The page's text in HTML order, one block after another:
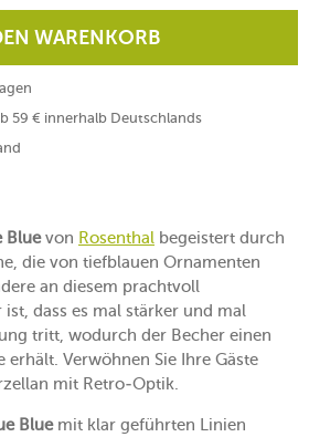
WARENKORB
59 € innerhalb Deutschlands
Bluevon Rosenthal begeistert durch
die von tiefblauen Ornamenten
an diesem prachtvoll
dass es mal stärker und mal
tritt, wodurch der Becher einen
Verwöhnen Sie Ihre Gäste
mit Retro-Optik.
Bluemit klar geführten Linien